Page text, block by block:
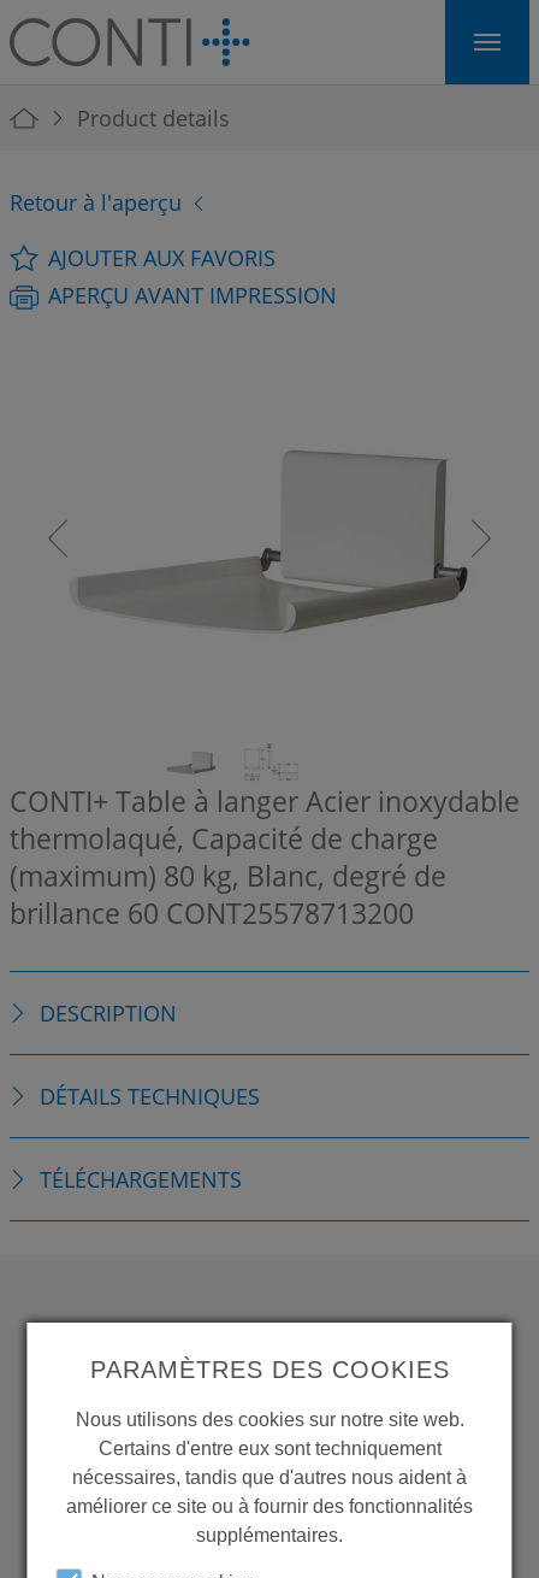
Skip to main navigation
Skip to main content
Skip to page footer
You are here:
Product details
Retour à l'aperçu
AJOUTER AUX FAVORIS
APERÇU AVANT IMPRESSION
CONTI+ Table à langer Acier inoxydable
thermolaqué, Capacité de charge
(maximum) 80 kg, Blanc, degré de
brillance 60 CONT25578713200
DESCRIPTION
DÉTAILS TECHNIQUES
TÉLÉCHARGEMENTS
MORE PRODUCTS?
Back to overview
PARAMÈTRES DES COOKIES
Nous utilisons des cookies sur notre site web.
Certains d'entre eux sont techniquement
nécessaires, tandis que d'autres nous aident à
améliorer ce site ou à fournir des fonctionnalités
supplémentaires.